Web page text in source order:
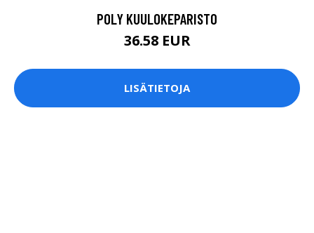
POLY KUULOKEPARISTO
36.58 EUR
LISÄTIETOJA